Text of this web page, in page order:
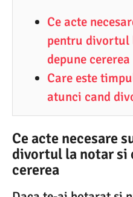
Ce acte
pentru divortul
depune cererea
Care este
atunci cand
Ce acte necesare
divortul la notar si
cererea